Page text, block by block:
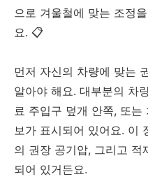
으로 겨울철에 맞는 조정
요. 📋
먼저 자신의 차량에 맞는
알아야 해요. 대부분의 차
료 주입구 덮개 안쪽, 또는
보가 표시되어 있어요. 이
의 권장 공기압, 그리고 적
되어 있거든요.